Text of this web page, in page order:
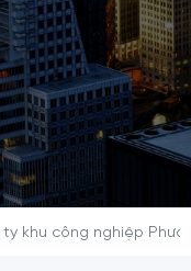
khu công nghiệp